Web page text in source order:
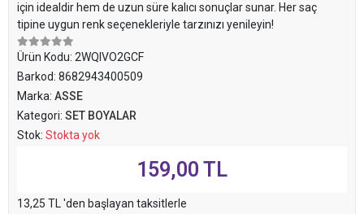
için idealdir hem de uzun süre kalıcı sonuçlar sunar. Her saç
tipine uygun renk seçenekleriyle tarzınızı yenileyin!
Ürün Kodu: 2WQIVO2GCF
Barkod: 8682943400509
Marka: ASSE
Kategori: SET BOYALAR
Stok: Stokta yok
159,00 TL
13,25 TL 'den başlayan taksitlerle